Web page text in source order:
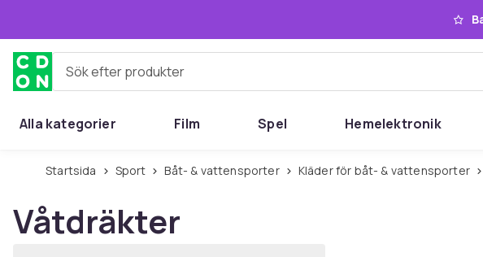
Sök efter produkter
Alla kategorier Film Spel Hemelektronik
Startsida Sport Båt- & vattensporter Kläder för båt- & vattensporter
Våtdräkter